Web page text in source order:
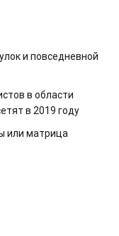
и повседневной
в области
в 2019 году
или матрица